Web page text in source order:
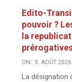
Edito-
pouvoir ?
la
ON: 5. AOÛT 2026
La désignation